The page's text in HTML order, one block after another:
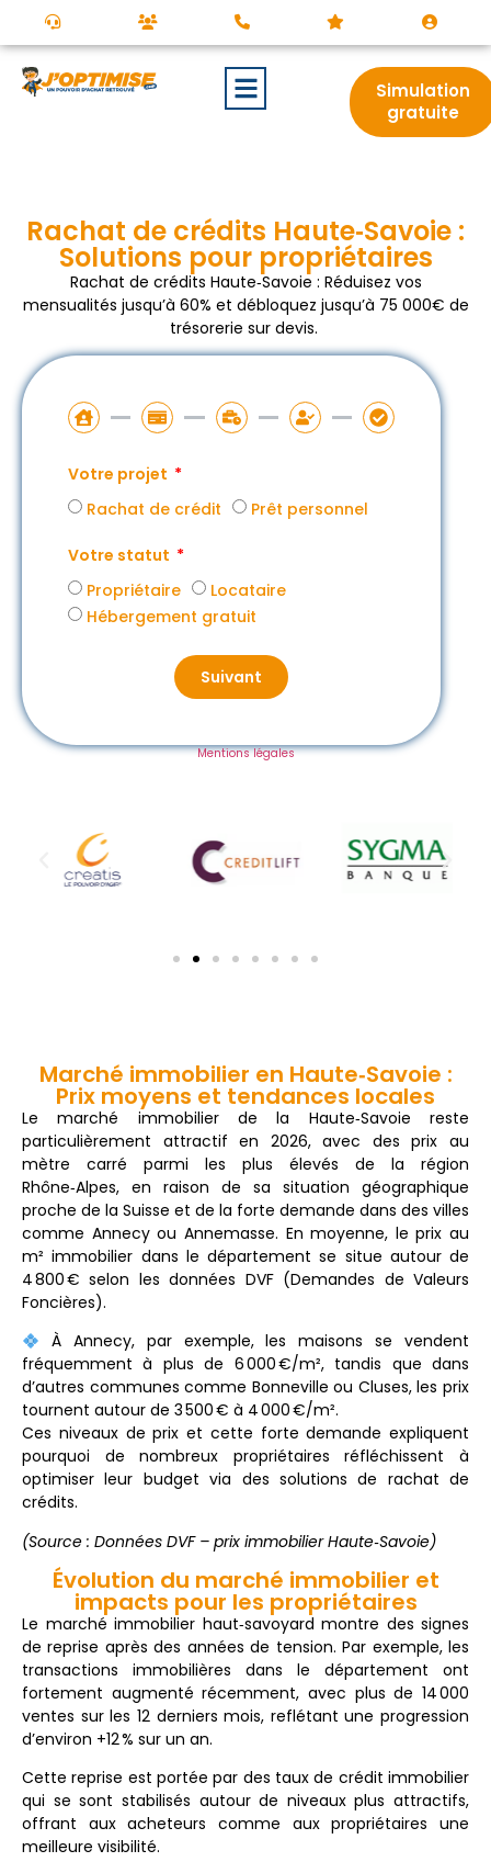
Simulation
gratuite
Rachat de crédits Haute‑Savoie :
Solutions pour propriétaires
Rachat de crédits Haute‑Savoie : Réduisez vos
mensualités jusqu’à 60% et débloquez jusqu’à 75 000€ de
trésorerie sur devis.
Votre projet
Rachat de crédit
Prêt personnel
Votre statut
Propriétaire
Locataire
Hébergement gratuit
Suivant
Mentions légales
Marché immobilier en Haute‑Savoie :
Prix moyens et tendances locales
Lemarché immobilierdela Haute‑Savoiereste
particulièrement attractifen 2026,avec desprixau
mètre carré parmi les plus élevés de la région
Rhône‑Alpes, en raison de sa situation géographique
proche de la Suisse et de la forte demande dans des villes
comme Annecyou Annemasse. Enmoyenne, leprix au
m²immobilier dans le départementse situe autour de
4 800 € selon lesdonnées DVF (Demandes deValeurs
Foncières).
À Annecy, par exemple,lesmaisonssevendent
fréquemmentà plusde 6 000 €/m², tandis quedans
d’autres communescomme Bonnevilleou Cluses,lesprix
tournent autour de 3 500 € à 4 000 €/m².
Ces niveaux deprix et cette fortedemande expliquent
pourquoi denombreux propriétairesréfléchissentà
optimiserleur budgetvia des solutionsde rachat de
crédits.
(Source : Données DVF – prix immobilierHaute‑Savoie)
Évolution du marché immobilier et
impacts pour les propriétaires
Le marché immobilier haut‑savoyard montre des signes
dereprise aprèsdes annéesde tension.Par exemple,les
transactions immobilières dans le département ont
fortement augmentérécemment,avec plusde14 000
ventes surles 12 derniersmois, reflétantune progression
d’environ +12 % sur un an.
Cettereprise estportéepar des tauxde créditimmobilier
qui sesont stabilisés autourde niveauxplus attractifs,
offrant auxacheteurscomme auxpropriétairesune
meilleure visibilité.